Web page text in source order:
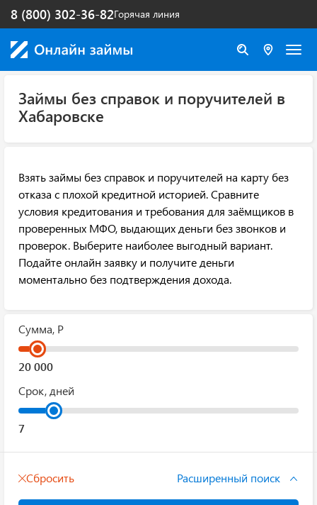
Горячая линия
8 (800) 302-36-82
Займы без справок и поручителей в
Хабаровске
Взять займы без справок и поручителей на карту без
отказа с плохой кредитной историей. Сравните
условия кредитования и требования для заёмщиков в
проверенных МФО, выдающих деньги без звонков и
проверок. Выберите наиболее выгодный вариант.
Подайте онлайн заявку и получите деньги
моментально без подтверждения дохода.
Сумма, Р
Срок, дней
Сбросить Расширенный поиск